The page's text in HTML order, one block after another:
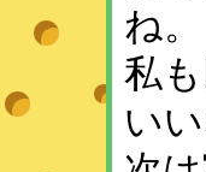
ね。
私
い